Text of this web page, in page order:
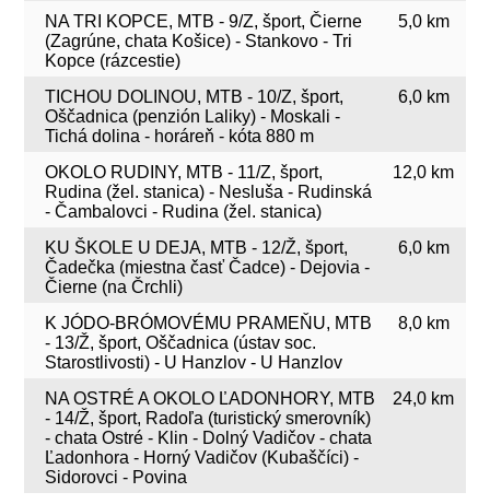
NA TRI KOPCE, MTB - 9/Z, šport, Čierne
(Zagrúne, chata Košice) - Stankovo - Tri
Kopce (rázcestie)
5,0 km
TICHOU DOLINOU, MTB - 10/Z, šport,
Oščadnica (penzión Laliky) - Moskali -
Tichá dolina - horáreň - kóta 880 m
6,0 km
OKOLO RUDINY, MTB - 11/Z, šport,
Rudina (žel. stanica) - Nesluša - Rudinská
- Čambalovci - Rudina (žel. stanica)
12,0 km
KU ŠKOLE U DEJA, MTB - 12/Ž, šport,
Čadečka (miestna časť Čadce) - Dejovia -
Čierne (na Črchli)
6,0 km
K JÓDO-BRÓMOVÉMU PRAMEŇU, MTB
- 13/Ž, šport, Oščadnica (ústav soc.
Starostlivosti) - U Hanzlov - U Hanzlov
8,0 km
NA OSTRÉ A OKOLO ĽADONHORY, MTB
- 14/Ž, šport, Radoľa (turistický smerovník)
- chata Ostré - Klin - Dolný Vadičov - chata
Ľadonhora - Horný Vadičov (Kubaščíci) -
Sidorovci - Povina
24,0 km